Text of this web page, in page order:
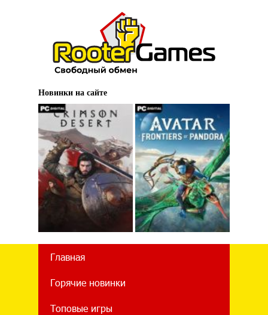
Новинки на сайте
Главная
Горячие новинки
Топовые игры